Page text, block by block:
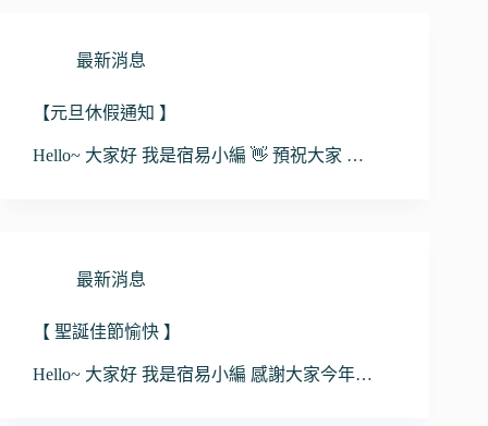
最新消息
【元旦休假通知 】
Hello~ 大家好 我是宿易小編 👋 預祝大家 …
最新消息
【 聖誕佳節愉快 】
Hello~ 大家好 我是宿易小編 感謝大家今年…